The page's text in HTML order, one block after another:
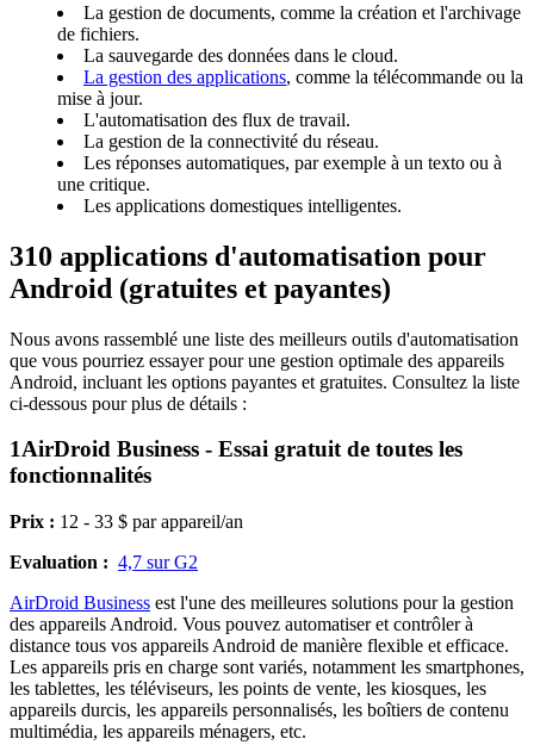
La gestion de documents, comme la création et l'archivage
de fichiers.
La sauvegarde des données dans le cloud.
La gestion des applications, comme la télécommande ou la
mise à jour.
L'automatisation des flux de travail.
La gestion de la connectivité du réseau.
Les réponses automatiques, par exemple à un texto ou à
une critique.
Les applications domestiques intelligentes.
310 applications d'automatisation pour
Android (gratuites et payantes)
Nous avons rassemblé une liste des meilleurs outils d'automatisation
que vous pourriez essayer pour une gestion optimale des appareils
Android, incluant les options payantes et gratuites. Consultez la liste
ci-dessous pour plus de détails :
1AirDroid Business - Essai gratuit de toutes les
fonctionnalités
Prix : 12 - 33 $ par appareil/an
Evaluation : 4,7 sur G2
AirDroid Business est l'une des meilleures solutions pour la gestion
des appareils Android. Vous pouvez automatiser et contrôler à
distance tous vos appareils Android de manière flexible et efficace.
Les appareils pris en charge sont variés, notamment les smartphones,
les tablettes, les téléviseurs, les points de vente, les kiosques, les
appareils durcis, les appareils personnalisés, les boîtiers de contenu
multimédia, les appareils ménagers, etc.